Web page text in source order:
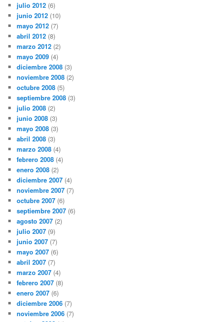
julio 2012 (6)
junio 2012 (10)
mayo 2012 (7)
abril 2012 (8)
marzo 2012 (2)
mayo 2009 (4)
diciembre 2008 (3)
noviembre 2008 (2)
octubre 2008 (5)
septiembre 2008 (3)
julio 2008 (2)
junio 2008 (3)
mayo 2008 (3)
abril 2008 (3)
marzo 2008 (4)
febrero 2008 (4)
enero 2008 (2)
diciembre 2007 (4)
noviembre 2007 (7)
octubre 2007 (6)
septiembre 2007 (6)
agosto 2007 (2)
julio 2007 (9)
junio 2007 (7)
mayo 2007 (6)
abril 2007 (7)
marzo 2007 (4)
febrero 2007 (8)
enero 2007 (6)
diciembre 2006 (7)
noviembre 2006 (7)